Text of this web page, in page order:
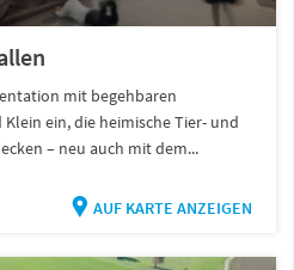
mit begehbaren
ein, die heimische Tier- und
– neu auch mit dem...
AUF KARTE ANZEIGEN